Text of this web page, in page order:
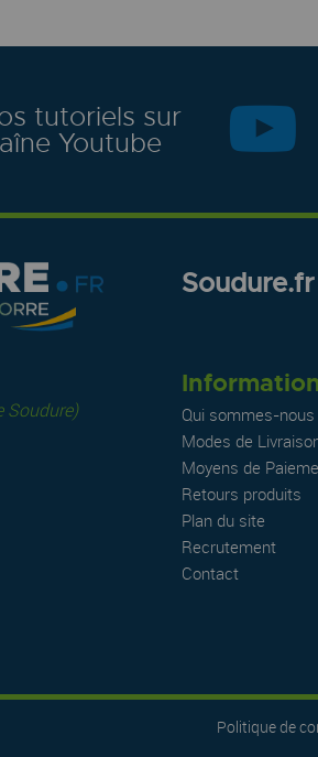
tutoriels sur
Youtube
Soudure.fr
Soudure)
Qui sommes-nous
Modes de
Moyens de
Retours produits
Plan du site
Recrutement
Contact
Politique de